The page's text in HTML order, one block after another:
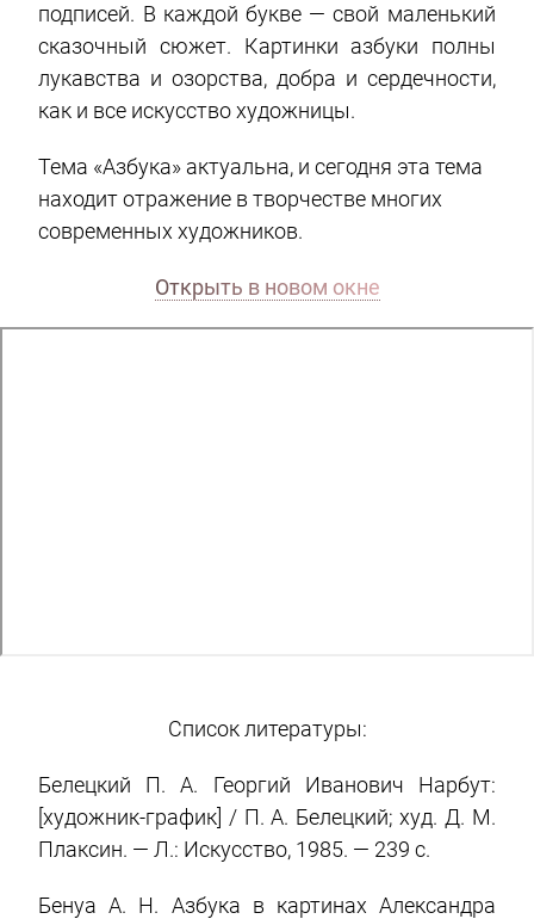
подписей. В каждой букве — свой маленький
сказочный сюжет. Картинки азбуки полны
лукавства и озорства, добра и сердечности,
как и все искусство художницы.
Тема «Азбука» актуальна, и сегодня эта тема
находит отражение в творчестве многих
современных художников.
Открыть в новом окне
Список литературы:
Белецкий П. А. Георгий Иванович Нарбут:
[художник-график] / П. А. Белецкий; худ. Д. М.
Плаксин. — Л.: Искусство, 1985. — 239 c.
Бенуа А. Н. Азбука в картинах Александра